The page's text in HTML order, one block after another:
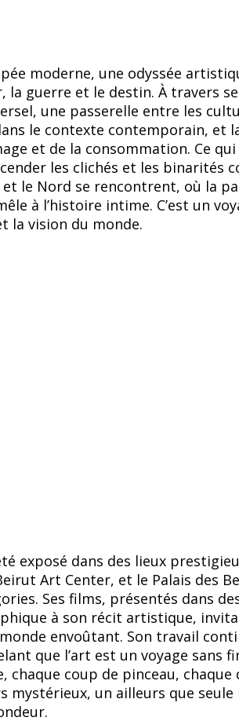
moderne, une odyssée
la guerre et le destin. À travers
une passerelle entre les
le contexte contemporain, et
et de la consommation. Ce
les clichés et les binarités
le Nord se rencontrent, où la
à l’histoire intime. C’est un
la vision du monde.
exposé dans des lieux
Art Center, et le Palais des
Ses films, présentés dans
à son récit artistique,
envoûtant. Son travail
que l’art est un voyage sans
chaque coup de pinceau,
un ailleurs que seule